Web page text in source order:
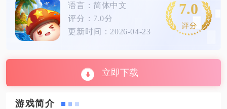
语言：简体中文
评分：7.0分
更新时间：2026-04-23
7.0
立即下载
游戏简介